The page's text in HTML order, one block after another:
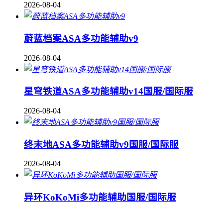
2026-08-04
蔚蓝档案ASA多功能辅助v9
2026-08-04
星穹铁道ASA多功能辅助v14国服/国际服
2026-08-04
终末地ASA多功能辅助v9国服/国际服
2026-08-04
异环KoKoMi多功能辅助国服/国际服